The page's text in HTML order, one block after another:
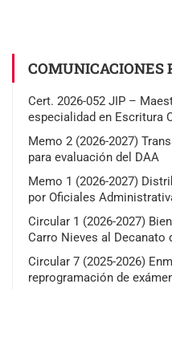
COMUNICACIONES
Cert. 2026-052 JIP –
especialidad en Escritura
Memo 2 (2026-2027)
para evaluación del DAA
Memo 1 (2026-2027)
por Oficiales
Circular 1 (2026-2027)
Carro Nieves al
Circular 7 (2025-2026)
reprogramación de